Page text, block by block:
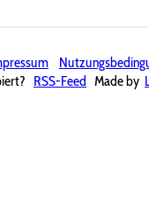
RSS-Feed Made by